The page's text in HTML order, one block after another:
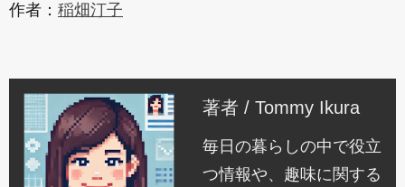
作者： 稲畑汀子
著者 / Tommy Ikura
毎日の暮らしの中で役立
つ情報や、趣味に関する